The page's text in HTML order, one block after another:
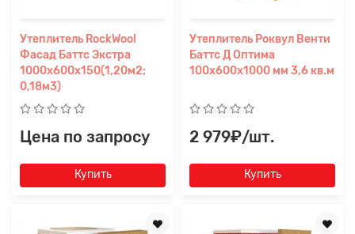
Утеплитель RockWool
Фасад Баттс Экстра
1000х600х150(1,20м2;
0,18м3)
Цена по запросу
Купить
Утеплитель Роквул Венти
Баттс Д Оптима
100х600х1000 мм 3,6 кв.м
2 979₽/шт.
Купить